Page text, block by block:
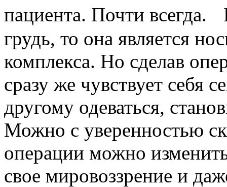
пациента. Почти всегда.
грудь, то она является
комплекса. Но сделав
сразу же чувствует себя
другому одеваться,
Можно с уверенностью
операции можно
свое мировоззрение и